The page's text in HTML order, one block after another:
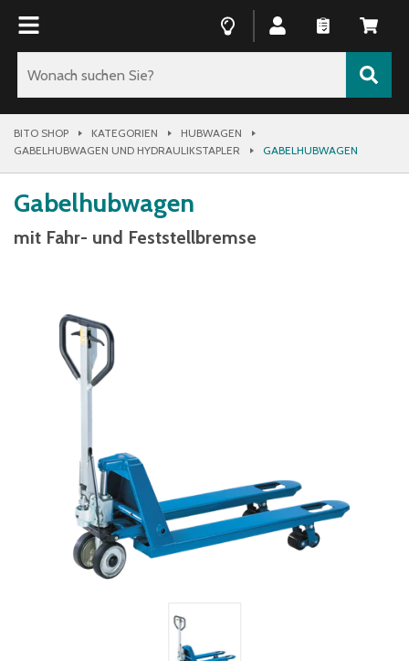
BITO SHOP KATEGORIEN
HUBWAGEN
GABELHUBWAGEN UND HYDRAULIKSTAPLER
GABELHUBWAGEN
Gabelhubwagen
mit Fahr- und Feststellbremse